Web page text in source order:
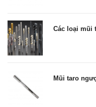
Các loại mũi
Mũi taro